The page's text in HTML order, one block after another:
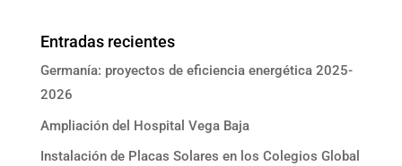
Entradas recientes
Germanía: proyectos de eficiencia energética 2025-
2026
Ampliación del Hospital Vega Baja
Instalación de Placas Solares en los Colegios Global